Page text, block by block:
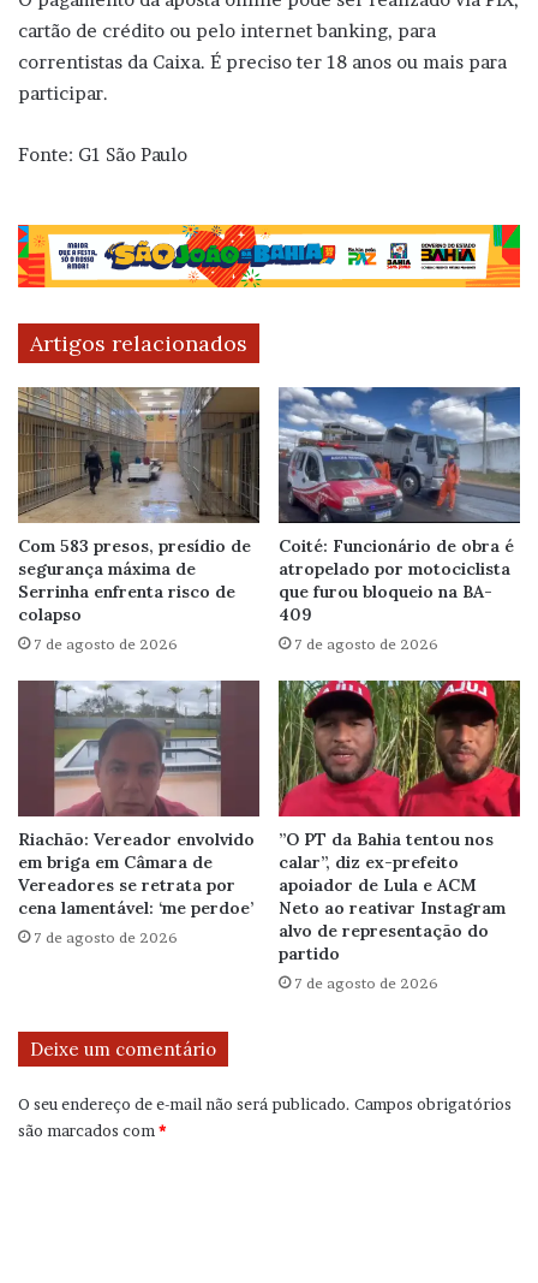
cartão de crédito ou pelo internet banking, para
correntistas da Caixa. É preciso ter 18 anos ou mais para
participar.
Fonte: G1 São Paulo
Artigos relacionados
Com 583 presos, presídio de
segurança máxima de
Serrinha enfrenta risco de
colapso
7 de agosto de 2026
Coité: Funcionário de obra é
atropelado por motociclista
que furou bloqueio na BA-
409
7 de agosto de 2026
Riachão: Vereador envolvido
em briga em Câmara de
Vereadores se retrata por
cena lamentável: ‘me perdoe’
7 de agosto de 2026
”O PT da Bahia tentou nos
calar”, diz ex-prefeito
apoiador de Lula e ACM
Neto ao reativar Instagram
alvo de representação do
partido
7 de agosto de 2026
Deixe um comentário
O seu endereço de e-mail não será publicado. Campos obrigatórios
são marcados com*